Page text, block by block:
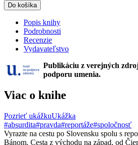
Do košíka
Popis knihy
Podrobnosti
Recenzie
Vydavateľstvo
Publikáciu z verejných
podporu umenia.
Viac o knihe
Pozrieť ukážkuUkážka
#absurdita#pravda#reportáže#spoločnosť
Vyrazte na cestu po Slovensku spolu s
Bánom. Cesta z východu na západ, od